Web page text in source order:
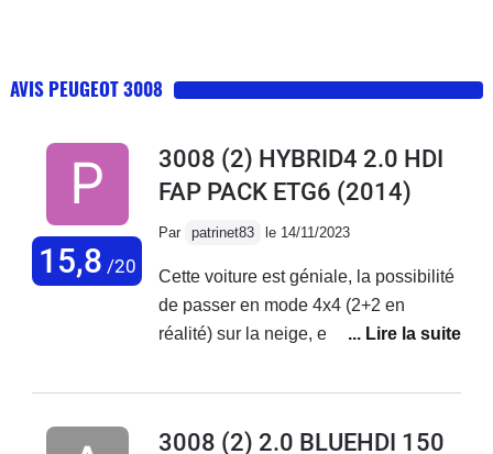
AVIS PEUGEOT 3008
15,8 /20
3008 (2) HYBRID4 2.0 HDI
FAP PACK ETG6 (2014)
Par patrinet83 le 14/11/2023
Cette voiture est géniale, la possibilité
de passer en mode 4x4 (2+2 en
réalité) sur la neige, en mode sport
d'économiser du carburant dans les
route, les options, tout ça est très
3008 (2) 2.0 BLUEHDI 150